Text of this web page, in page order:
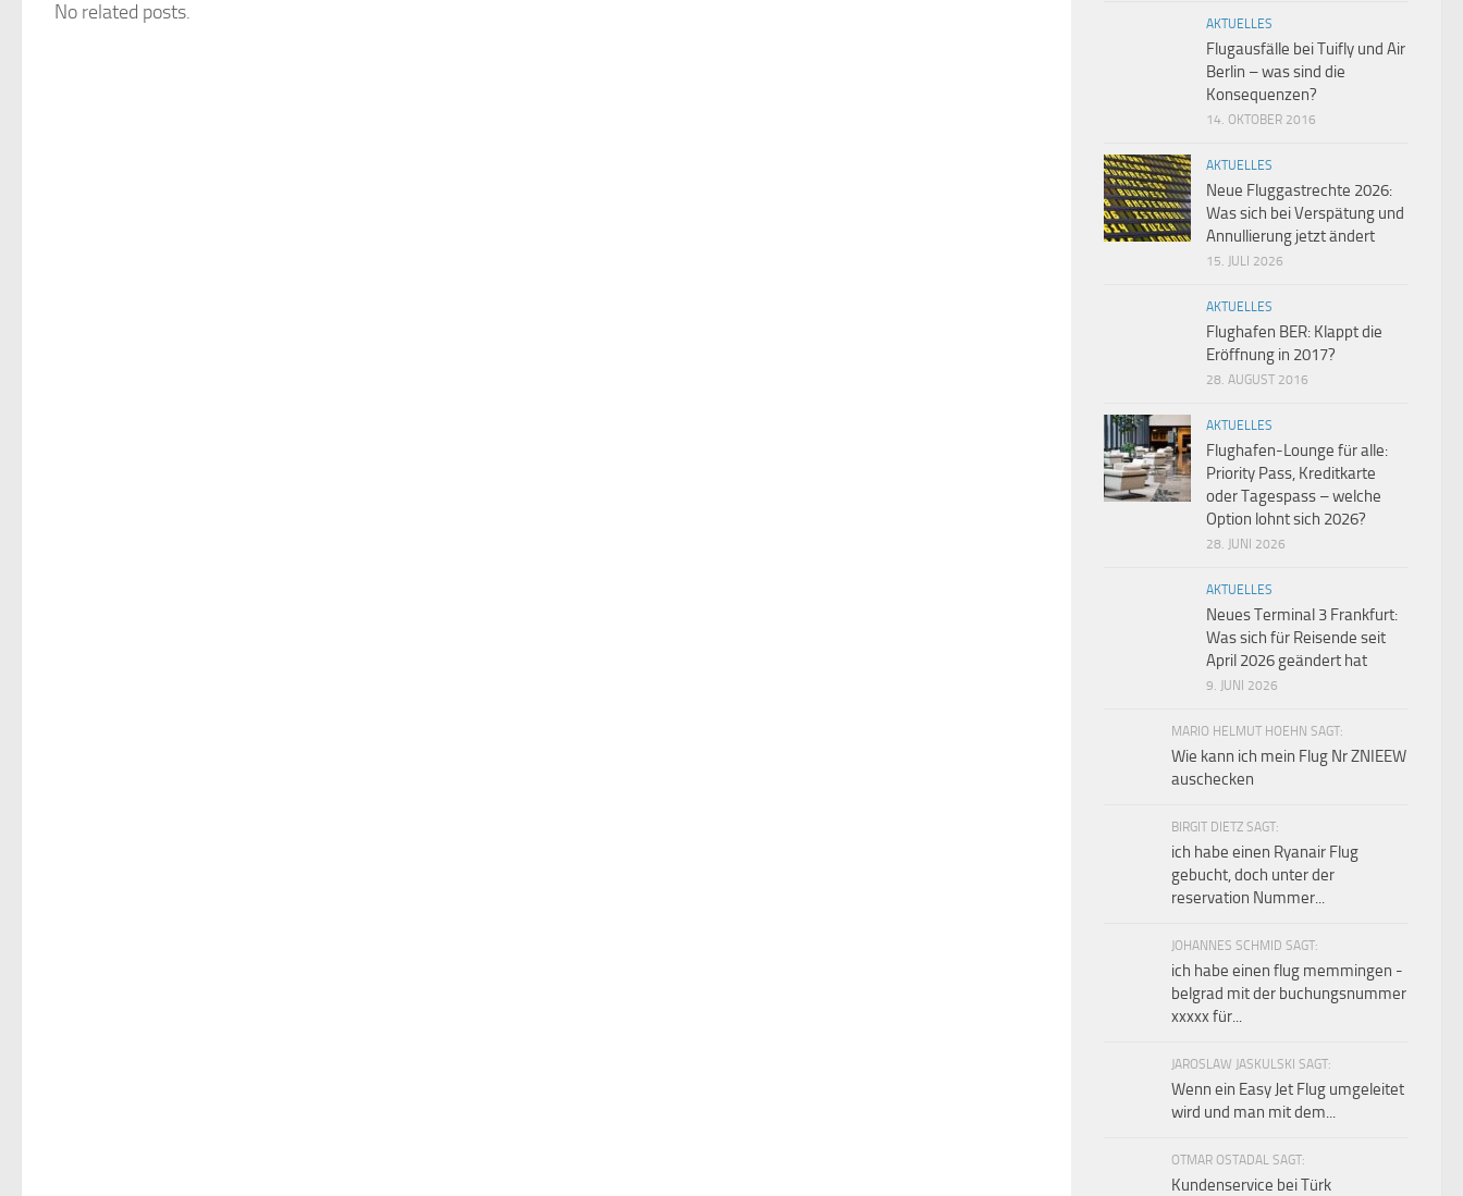
No related posts. AKTUELLES
Flugausfälle bei Tuifly und Air
Berlin – was sind die
Konsequenzen?
14. OKTOBER 2016
AKTUELLES
Neue Fluggastrechte 2026:
Was sich bei Verspätung und
Annullierung jetzt ändert
15. JULI 2026
AKTUELLES
Flughafen BER: Klappt die
Eröffnung in 2017?
28. AUGUST 2016
AKTUELLES
Flughafen-Lounge für alle:
Priority Pass, Kreditkarte
oder Tagespass – welche
Option lohnt sich 2026?
28. JUNI 2026
AKTUELLES
Neues Terminal 3 Frankfurt:
Was sich für Reisende seit
April 2026 geändert hat
9. JUNI 2026
MARIO HELMUT HOEHN SAGT:
Wie kann ich mein Flug Nr ZNIEEW
auschecken
BIRGIT DIETZ SAGT:
ich habe einen Ryanair Flug
gebucht, doch unter der
reservation Nummer...
JOHANNES SCHMID SAGT:
ich habe einen flug memmingen -
belgrad mit der buchungsnummer
xxxxx für...
JAROSLAW JASKULSKI SAGT:
Wenn ein Easy Jet Flug umgeleitet
wird und man mit dem...
OTMAR OSTADAL SAGT:
Kundenservice bei Türk